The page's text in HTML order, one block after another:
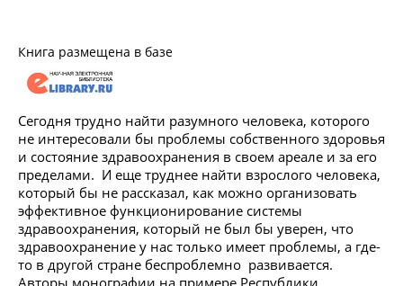
Книга размещена в базе
Сегодня трудно найти разумного человека, которого
не интересовали бы проблемы собственного здоровья
и состояние здравоохранения в своем ареале и за его
пределами. И еще труднее найти взрослого человека,
который бы не рассказал, как можно организовать
эффективное функционирование системы
здравоохранения, который не был бы уверен, что
здравоохранение у нас только имеет проблемы, а где-
то в другой стране беспроблемно развивается.
Авторы монографии на примере Республики